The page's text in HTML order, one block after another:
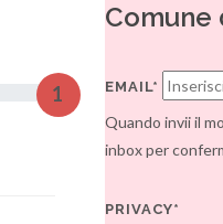
1
Comune
EMAIL*
Quando invii il
inbox per
PRIVACY*